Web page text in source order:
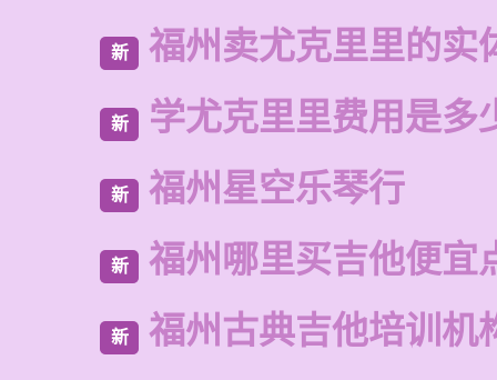
新 福州卖尤克里里的实
新 学尤克里里费用是多
新 福州星空乐琴行
新 福州哪里买吉他便宜
新 福州古典吉他培训机